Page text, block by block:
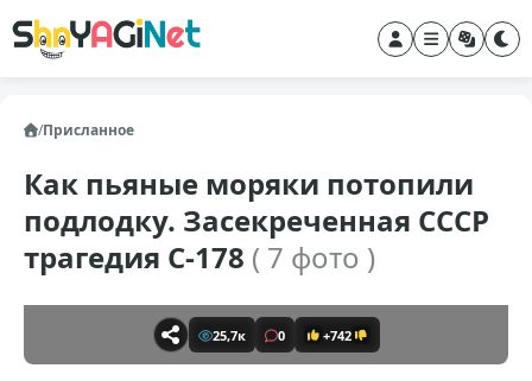
/Присланное
Как пьяные моряки потопили
подлодку. Засекреченная СССР
трагедия С-178 ( 7 фото )
25,7к 0 +742